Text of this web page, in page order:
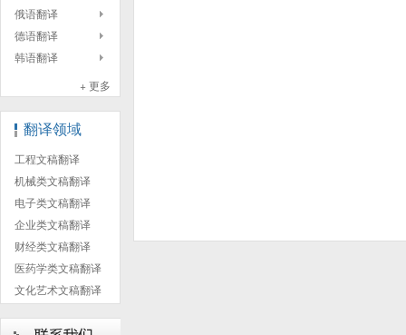
俄语翻译
德语翻译
韩语翻译
+ 更多
翻译领域
工程文稿翻译
机械类文稿翻译
电子类文稿翻译
企业类文稿翻译
财经类文稿翻译
医药学类文稿翻译
文化艺术文稿翻译